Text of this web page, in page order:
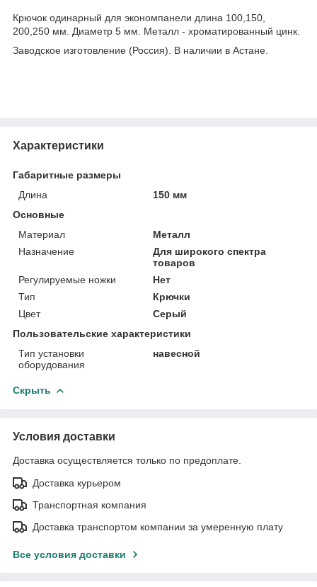
Крючок одинарный для экономпанели длина 100,150,
200,250 мм. Диаметр 5 мм. Металл - хроматированный цинк.
Заводское изготовление (Россия). В наличии в Астане.
Характеристики
Габаритные размеры
Длина
150 мм
Основные
Материал
Металл
Назначение
Для широкого спектра
товаров
Регулируемые ножки
Нет
Тип
Крючки
Цвет
Серый
Пользовательские характеристики
Тип установки
оборудования
навесной
Скрыть
Условия доставки
Доставка осуществляется только по предоплате.
Доставка курьером
Транспортная компания
Доставка транспортом компании за умеренную плату
Все условия доставки